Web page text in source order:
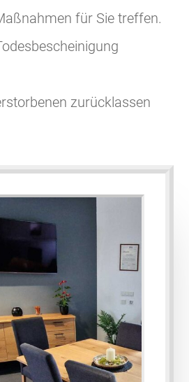
für Sie treffen.
zurücklassen